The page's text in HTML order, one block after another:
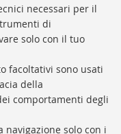
necessari per il
di
solo con il tuo
facoltativi sono usati
della
comportamenti degli
solo con i